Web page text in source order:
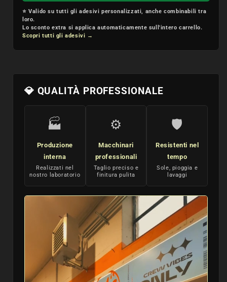
⭐ Valido su tutti gli adesivi personalizzati, anche combinabili tra
loro.
Lo sconto extra si applica automaticamente sull'intero carrello.
Scopri tutti gli adesivi →
💎 QUALITÀ PROFESSIONALE
🏭
Produzione
interna
Realizzati nel
nostro laboratorio
⚙️
Macchinari
professionali
Taglio preciso e
finitura pulita
🛡️
Resistenti nel
tempo
Sole, pioggia e
lavaggi